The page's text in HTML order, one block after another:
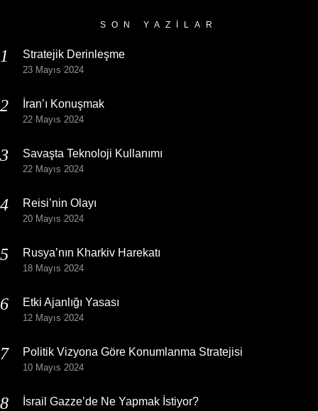
SON YAZILAR
Stratejik Derinleşme
23 Mayıs 2024
İran’ı Konuşmak
22 Mayıs 2024
Savaşta Teknoloji Kullanımı
22 Mayıs 2024
Reisi’nin Olayı
20 Mayıs 2024
Rusya’nın Kharkiv Harekatı
18 Mayıs 2024
Etki Ajanlığı Yasası
12 Mayıs 2024
Politik Vizyona Göre Konumlanma Stratejisi
10 Mayıs 2024
İsrail Gazze’de Ne Yapmak İstiyor?